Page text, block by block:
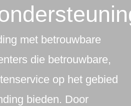
met betrouwbare
die betrouwbare,
op het gebied
bieden. Door